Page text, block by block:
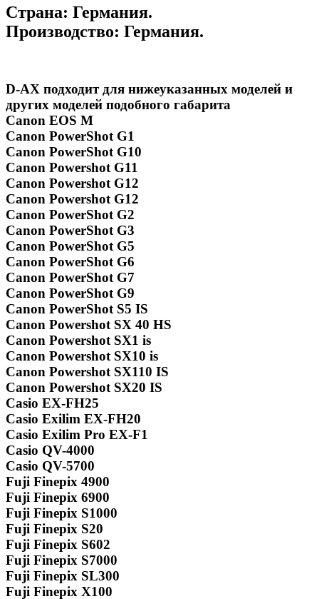
Страна: Германия.
Производство: Германия.
D-AX подходит для нижеуказанных моделей и
других моделей подобного габарита
Canon EOS M
Canon PowerShot G1
Canon PowerShot G10
Canon Powershot G11
Canon Powershot G12
Canon Powershot G12
Canon PowerShot G2
Canon PowerShot G3
Canon PowerShot G5
Canon PowerShot G6
Canon PowerShot G7
Canon PowerShot G9
Canon PowerShot S5 IS
Canon Powershot SX 40 HS
Canon Powershot SX1 is
Canon Powershot SX10 is
Canon Powershot SX110 IS
Canon Powershot SX20 IS
Casio EX-FH25
Casio Exilim EX-FH20
Casio Exilim Pro EX-F1
Casio QV-4000
Casio QV-5700
Fuji Finepix 4900
Fuji Finepix 6900
Fuji Finepix S1000
Fuji Finepix S20
Fuji Finepix S602
Fuji Finepix S7000
Fuji Finepix SL300
Fuji Finepix X100